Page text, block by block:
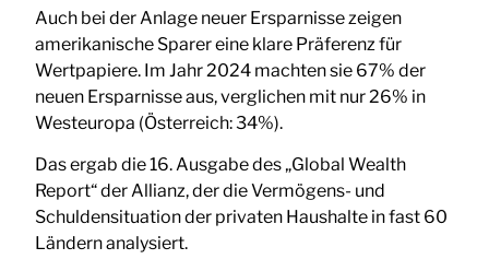
Auch bei der Anlage neuer Ersparnisse zeigen
amerikanische Sparer eine klare Präferenz für
Wertpapiere. Im Jahr 2024 machten sie 67% der
neuen Ersparnisse aus, verglichen mit nur 26% in
Westeuropa (Österreich: 34%).
Das ergab die 16. Ausgabe des „Global Wealth
Report“ der Allianz, der die Vermögens- und
Schuldensituation der privaten Haushalte in fast 60
Ländern analysiert.